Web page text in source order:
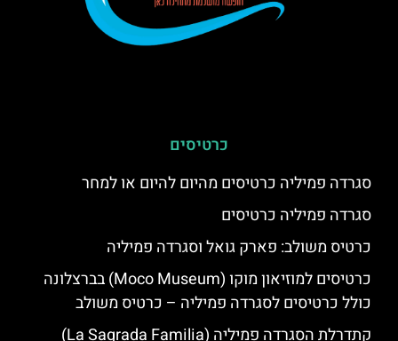
כרטיסים
סגרדה פמיליה כרטיסים מהיום להיום או למחר
סגרדה פמיליה כרטיסים
כרטיס משולב: פארק גואל וסגרדה פמיליה
כרטיסים למוזיאון מוקו (Moco Museum) בברצלונה
כולל כרטיסים לסגרדה פמיליה – כרטיס משולב
קתדרלת הסגרדה פמיליה (La Sagrada Familia)